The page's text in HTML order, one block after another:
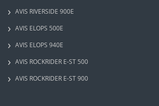
AVIS RIVERSIDE 900E
AVIS ELOPS 500E
AVIS ELOPS 940E
AVIS ROCKRIDER E-ST 500
AVIS ROCKRIDER E-ST 900